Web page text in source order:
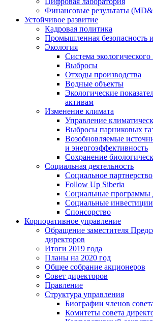
Финансовые результаты
Устойчивое развитие
Кадровая политика
Промышленная безопасность
Экология
Система
Выбросы
Отходы производства
Водные объекты
Экологические
активам
Изменение климата
Управление
Выбросы парниковых
Возобновляемые
и энергоэффективность
Сохранение
Социальная деятельность
Социальное партнерство
Follow Up Siberia
Социальные программы
Социальные инвестиции
Спонсорство
Корпоративное управление
Обращение заместителя
директоров
Итоги 2019 года
Планы на 2020 год
Общее собрание акционеров
Совет директоров
Правление
Структура управления
Биографии членов
Комитеты совета